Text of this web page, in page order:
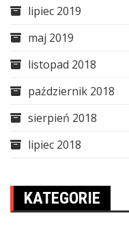
lipiec 2019
maj 2019
listopad 2018
październik 2018
sierpień 2018
lipiec 2018
KATEGORIE